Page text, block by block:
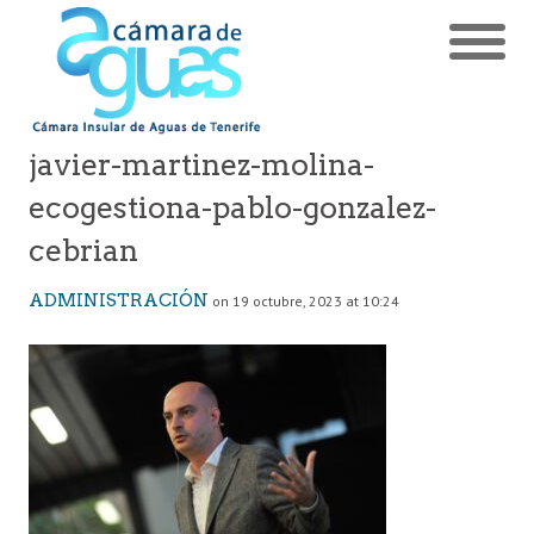
javier-martinez-molina-
ecogestiona-pablo-gonzalez-
cebrian
ADMINISTRACIÓN on 19 octubre, 2023 at 10:24